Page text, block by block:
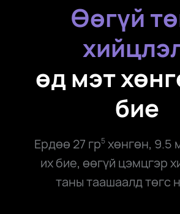
Өөгүй
өд мэт
бие
Ердөө 27 гр5хөнгөн, 9.5
их бие, өөгүй цэмцгэр
таны таашаалд төгс